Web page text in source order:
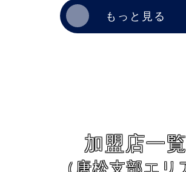
もっと見る
加盟店一覧
（唐松支部エリ